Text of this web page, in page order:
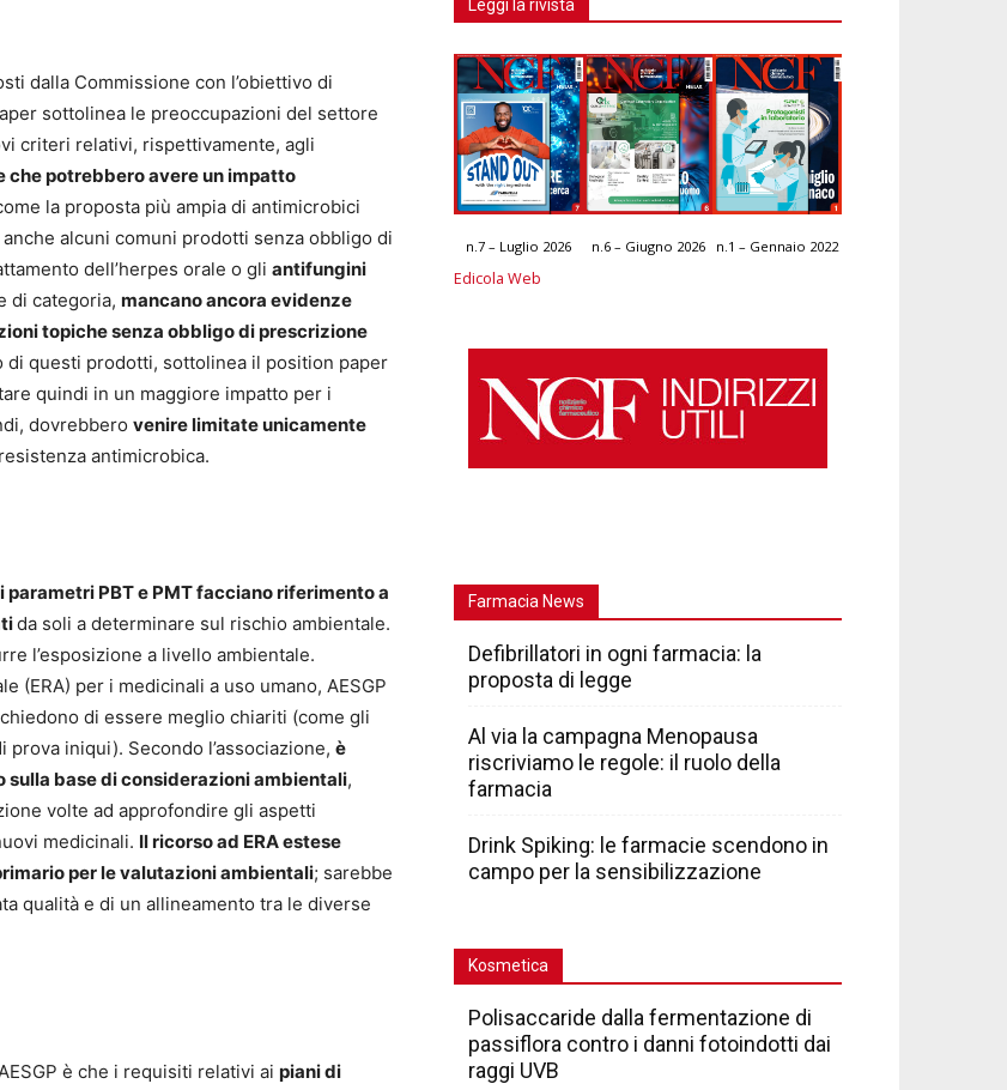
dalla Commissione con l’obiettivo di
sottolinea le preoccupazioni del settore
criteri relativi, rispettivamente, agli
potrebbero avere un impatto
la proposta più ampia di antimicrobici
alcuni comuni prodotti senza obbligo di
dell’herpes orale o gli antifungini
di categoria, mancano ancora evidenze
topiche senza obbligo di prescrizione
di questi prodotti, sottolinea il position paper
quindi in un maggiore impatto per i
dovrebbero venire limitate unicamente
antimicrobica.
i parametri PBT e PMT facciano riferimento a
da soli a determinare sul rischio ambientale.
l’esposizione a livello ambientale.
(ERA) per i medicinali a uso umano, AESGP
di essere meglio chiariti (come gli
iniqui). Secondo l’associazione, è
sulla base di considerazioni ambientali,
volte ad approfondire gli aspetti
medicinali. Il ricorso ad ERA estese
per le valutazioni ambientali; sarebbe
qualità e di un allineamento tra le diverse
è che i requisiti relativi ai piani di
Leggi la rivista
n.7 – Luglio 2026 n.6 – Giugno 2026 n.1 – Gennaio 2022
Edicola Web
Farmacia News
Defibrillatori in ogni farmacia: la
proposta di legge
Al via la campagna Menopausa
riscriviamo le regole: il ruolo della
farmacia
Drink Spiking: le farmacie scendono in
campo per la sensibilizzazione
Kosmetica
Polisaccaride dalla fermentazione di
passiflora contro i danni fotoindotti dai
raggi UVB